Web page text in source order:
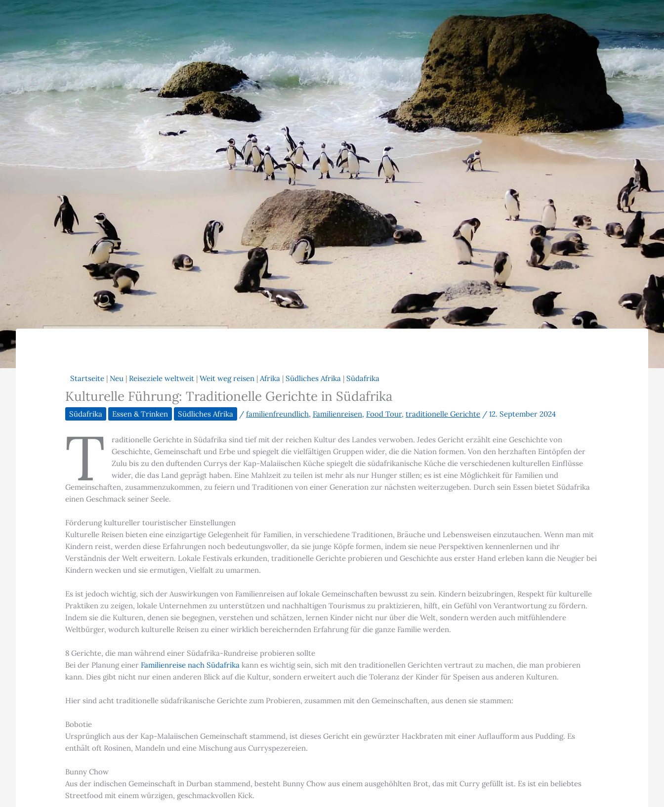
Startseite | Neu | Reiseziele weltweit |Weit weg reisen |Afrika |Südliches Afrika |Südafrika
Kulturelle Führung: Traditionelle Gerichte in Südafrika
Südafrika Essen & Trinken Südliches Afrika /familienfreundlich, Familienreisen, Food Tour,traditionelle Gerichte /12. September 2024
T
raditionelle Gerichte in Südafrika sind tief mit der reichen Kultur des Landes verwoben. Jedes Gericht erzählt eine Geschichte von
Geschichte, Gemeinschaft und Erbe und spiegelt die vielfältigen Gruppen wider, die die Nation formen. Von den herzhaften Eintöpfen der
Zulu bis zu den duftenden Currys der Kap-Malaiischen Küche spiegelt die südafrikanische Küche die verschiedenen kulturellen Einflüsse
wider, die das Land geprägt haben. Eine Mahlzeit zu teilen ist mehr als nur Hunger stillen; es ist eine Möglichkeit für Familien und
Gemeinschaften, zusammenzukommen, zu feiern und Traditionen von einer Generation zur nächsten weiterzugeben. Durch sein Essen bietet Südafrika
einen Geschmack seiner Seele.
Förderung kultureller touristischer Einstellungen
Kulturelle Reisen bieten eine einzigartige Gelegenheit für Familien, in verschiedene Traditionen, Bräuche und Lebensweisen einzutauchen. Wenn man mit
Kindern reist, werden diese Erfahrungen noch bedeutungsvoller, da sie junge Köpfe formen, indem sie neue Perspektiven kennenlernen und ihr
Verständnis der Welt erweitern. Lokale Festivals erkunden, traditionelle Gerichte probieren und Geschichte aus erster Hand erleben kann die Neugier bei
Kindern wecken und sie ermutigen, Vielfalt zu umarmen.
Es ist jedoch wichtig, sich der Auswirkungen von Familienreisen auf lokale Gemeinschaften bewusst zu sein. Kindern beizubringen, Respekt für kulturelle
Praktiken zu zeigen, lokale Unternehmen zu unterstützen und nachhaltigen Tourismus zu praktizieren, hilft, ein Gefühl von Verantwortung zu fördern.
Indem sie die Kulturen, denen sie begegnen, verstehen und schätzen, lernen Kinder nicht nur über die Welt, sondern werden auch mitfühlendere
Weltbürger, wodurch kulturelle Reisen zu einer wirklich bereichernden Erfahrung für die ganze Familie werden.
8 Gerichte, die man während einer Südafrika-Rundreise probieren sollte
Bei der Planung einer Familienreise nach Südafrika kann es wichtig sein, sich mit den traditionellen Gerichten vertraut zu machen, die man probieren
kann. Dies gibt nicht nur einen anderen Blick auf die Kultur, sondern erweitert auch die Toleranz der Kinder für Speisen aus anderen Kulturen.
Hier sind acht traditionelle südafrikanische Gerichte zum Probieren, zusammen mit den Gemeinschaften, aus denen sie stammen:
Bobotie
Ursprünglich aus der Kap-Malaiischen Gemeinschaft stammend, ist dieses Gericht ein gewürzter Hackbraten mit einer Auflaufform aus Pudding. Es
enthält oft Rosinen, Mandeln und eine Mischung aus Curryspezereien.
Bunny Chow
Aus der indischen Gemeinschaft in Durban stammend, besteht Bunny Chow aus einem ausgehöhlten Brot, das mit Curry gefüllt ist. Es ist ein beliebtes
Streetfood mit einem würzigen, geschmackvollen Kick.